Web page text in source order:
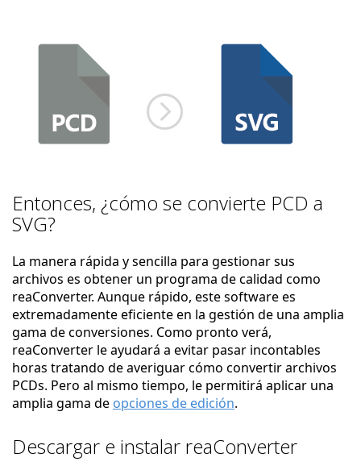
Entonces, ¿cómo se convierte PCD a
SVG?
La manera rápida y sencilla para gestionar sus
archivos es obtener un programa de calidad como
reaConverter. Aunque rápido, este software es
extremadamente eficiente en la gestión de una amplia
gama de conversiones. Como pronto verá,
reaConverter le ayudará a evitar pasar incontables
horas tratando de averiguar cómo convertir archivos
PCDs. Pero al mismo tiempo, le permitirá aplicar una
amplia gama de opciones de edición.
Descargar e instalar reaConverter